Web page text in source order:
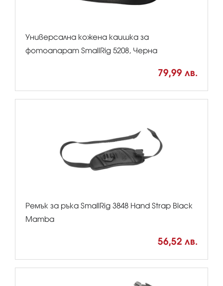
Универсална кожена каишка за
фотоапарат SmallRig 5208, Черна
79,99 лв.
Ремък за ръка SmallRig 3848 Hand Strap Black
Mamba
56,52 лв.